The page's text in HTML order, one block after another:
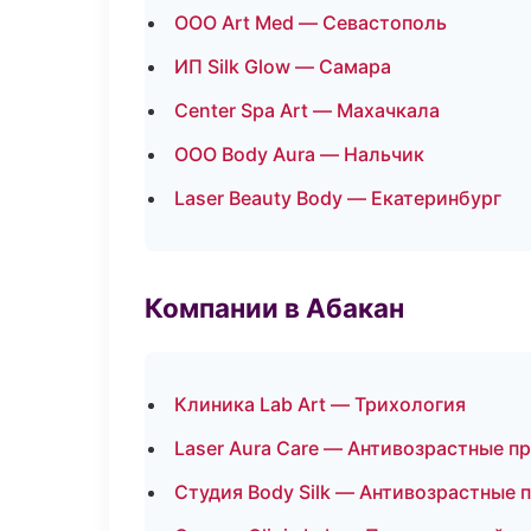
ООО Art Med — Севастополь
ИП Silk Glow — Самара
Center Spa Art — Махачкала
ООО Body Aura — Нальчик
Laser Beauty Body — Екатеринбург
Компании в Абакан
Клиника Lab Art — Трихология
Laser Aura Care — Антивозрастные
Студия Body Silk — Антивозрастные